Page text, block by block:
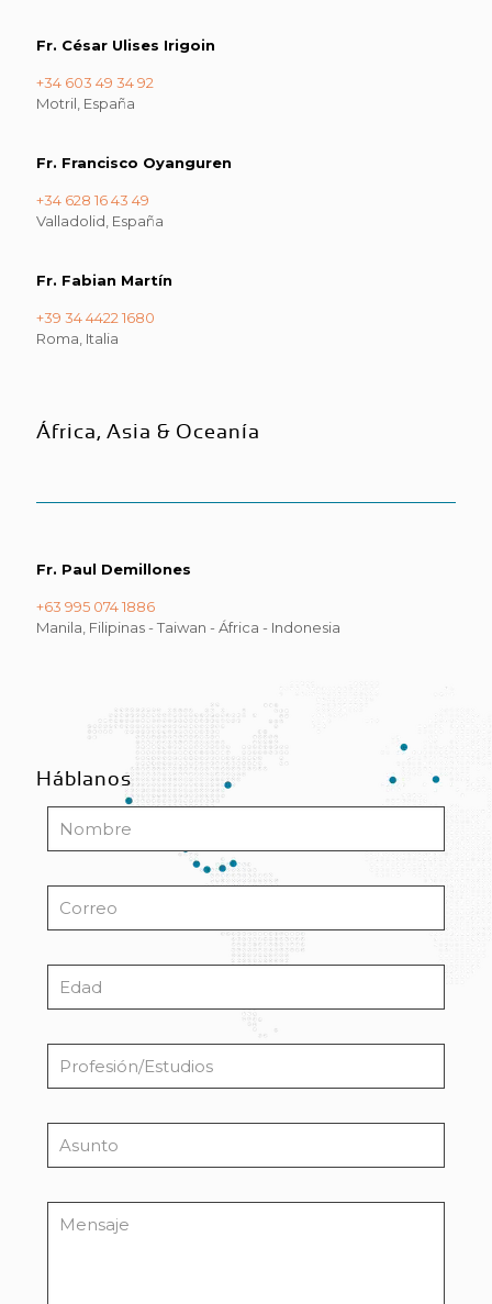
Fr. César Ulises Irigoin
+34 603 49 34 92
Motril, España
Fr. Francisco Oyanguren
+34 628 16 43 49
Valladolid, España
Fr. Fabian Martín
+39 34 4422 1680
Roma, Italia
África, Asia & Oceanía
Fr. Paul Demillones
+63 995 074 1886
Manila, Filipinas - Taiwan - África - Indonesia
Háblanos